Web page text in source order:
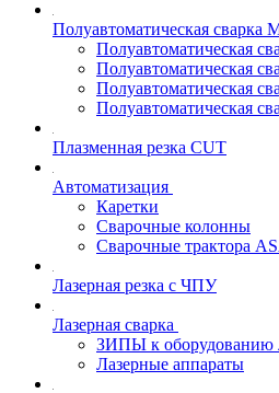
Полуавтоматическая сварка
Полуавтоматическая
Полуавтоматическая
Полуавтоматическая
Полуавтоматическая
Плазменная резка CUT
Автоматизация
Каретки
Сварочные колонны
Сварочные трактора
Лазерная резка с ЧПУ
Лазерная сварка
ЗИПЫ к оборудованию
Лазерные аппараты